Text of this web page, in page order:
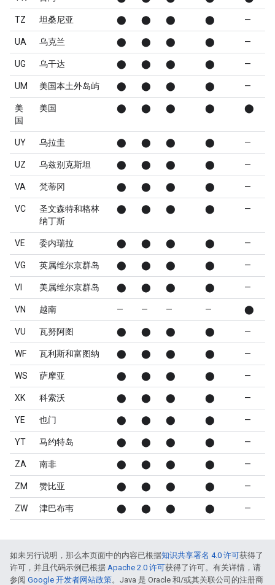
TZ 坦桑尼亚 ⬤ ⬤ ⬤ ⬤ —
UA 乌克兰 ⬤ ⬤ ⬤ ⬤ —
UG 乌干达 ⬤ ⬤ ⬤ ⬤ —
UM 美国本土外岛屿 ⬤ ⬤ ⬤ ⬤ —
美
国
美国 ⬤ ⬤ ⬤ ⬤ ⬤
UY 乌拉圭 ⬤ ⬤ ⬤ ⬤ —
UZ 乌兹别克斯坦 ⬤ ⬤ ⬤ ⬤ —
VA 梵蒂冈 ⬤ ⬤ ⬤ ⬤ —
VC
圣文森特和格林
纳丁斯
⬤ ⬤ ⬤ ⬤ —
VE 委内瑞拉 ⬤ ⬤ ⬤ ⬤ —
VG 英属维尔京群岛 ⬤ ⬤ ⬤ ⬤ —
VI 美属维尔京群岛 ⬤ ⬤ ⬤ ⬤ —
VN 越南 — — — — ⬤
VU 瓦努阿图 ⬤ ⬤ ⬤ ⬤ —
WF 瓦利斯和富图纳 ⬤ ⬤ ⬤ ⬤ —
WS 萨摩亚 ⬤ ⬤ ⬤ ⬤ —
XK 科索沃 ⬤ ⬤ ⬤ ⬤ —
YE 也门 ⬤ ⬤ ⬤ ⬤ —
YT 马约特岛 ⬤ ⬤ ⬤ ⬤ —
ZA 南非 ⬤ ⬤ ⬤ ⬤ —
ZM 赞比亚 ⬤ ⬤ ⬤ ⬤ —
ZW 津巴布韦 ⬤ ⬤ ⬤ ⬤ —
如未另行说明，那么本页面中的内容已根据知识共享署名 4.0 许可获得了
许可，并且代码示例已根据 Apache 2.0 许可获得了许可。有关详情，请
参阅 Google 开发者网站政策。Java 是 Oracle 和/或其关联公司的注册商